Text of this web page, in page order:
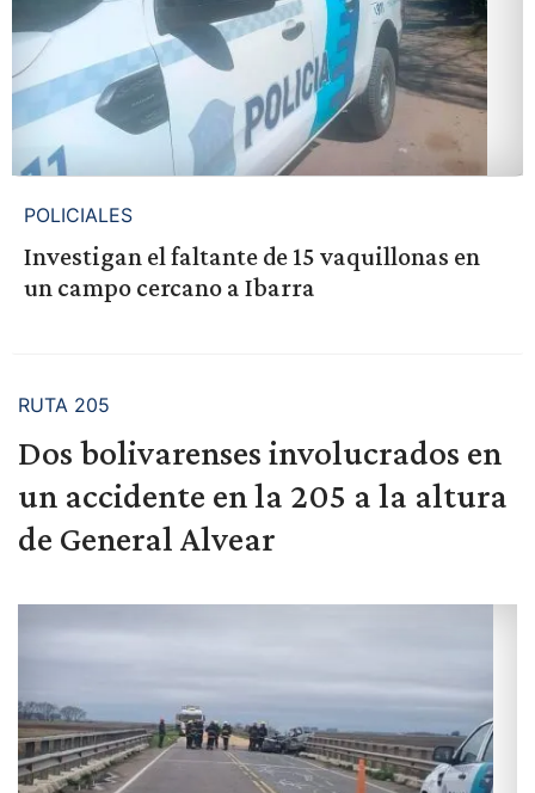
POLICIALES
Investigan el faltante de 15 vaquillonas en
un campo cercano a Ibarra
RUTA 205
Dos bolivarenses involucrados en
un accidente en la 205 a la altura
de General Alvear